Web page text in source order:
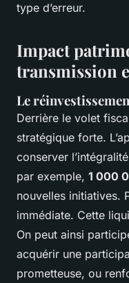
type d’erreur.
Impact
transmission
Le
Derrière le volet
stratégique forte.
conserver
par exemple, 1 000
nouvelles initiatives.
immédiate. Cette
On peut ainsi
acquérir une
prometteuse, ou